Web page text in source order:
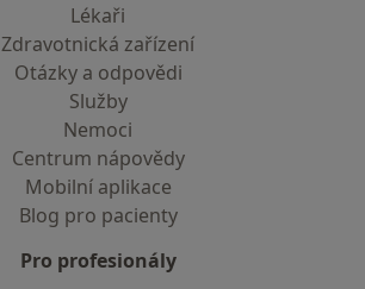
Lékaři
Zdravotnická zařízení
Otázky a odpovědi
Služby
Nemoci
Centrum nápovědy
Mobilní aplikace
Blog pro pacienty
Pro profesionály